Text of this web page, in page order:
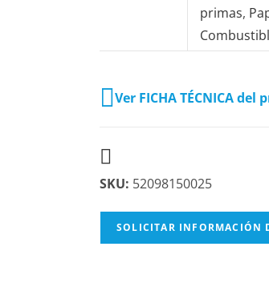
primas,
Ver FICHA TÉCNICA del
SKU: 52098150025
SOLICITAR INFORMACIÓN